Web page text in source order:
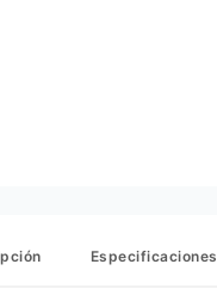
Especificaciones